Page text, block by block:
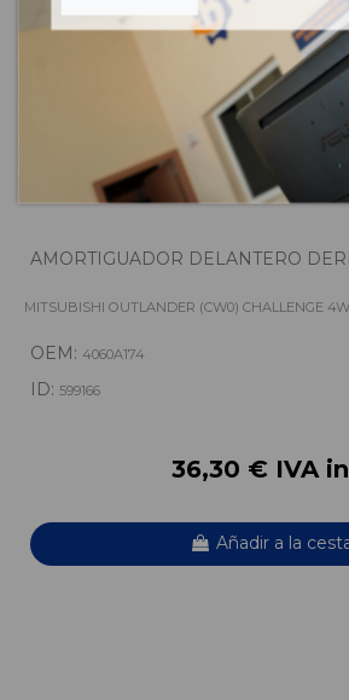
AMORTIGUADOR DELANTERO
MITSUBISHI OUTLANDER (CW0) CHALLENGE
OEM: 4060A174
ID: 599166
36,30 € IVA
Añadir a la